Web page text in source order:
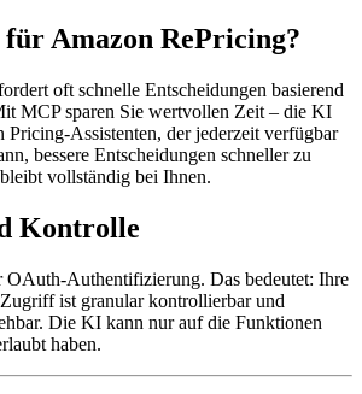
Amazon RePricing?
oft schnelle Entscheidungen basierend
MCP sparen Sie wertvollen Zeit – die KI
Pricing-Assistenten, der jederzeit verfügbar
bessere Entscheidungen schneller zu
vollständig bei Ihnen.
Kontrolle
Authentifizierung. Das bedeutet: Ihre
ist granular kontrollierbar und
Die KI kann nur auf die Funktionen
haben.